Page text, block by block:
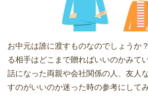
お中元は誰に渡すものなのでしょうか
る相手はどこまで贈ればいいのかみて
話になった両親や会社関係の人、友人
すのがいいのか迷った時の参考にして